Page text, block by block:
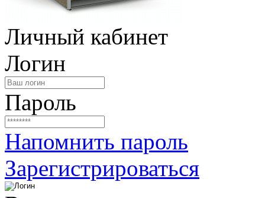
Личный кабинет
Логин
Пароль
Напомнить пароль
Зарегистрироваться